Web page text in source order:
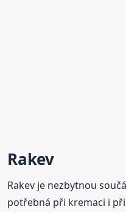
Rakev
Rakev je nezbytnou
potřebná při kremaci i